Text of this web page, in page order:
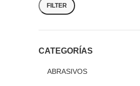
FILTER
CATEGORÍAS
ABRASIVOS